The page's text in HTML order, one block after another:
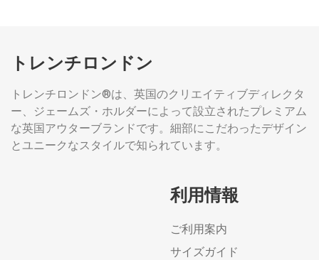
トレンチロンドン
トレンチロンドン®は、英国のクリエイティブディレクタ
ー、ジェームズ・ホルダーによって設立されたプレミアム
な英国アウターブランドです。細部にこだわったデザイン
とユニークなスタイルで知られています。
利用情報
ご利用案内
サイズガイド